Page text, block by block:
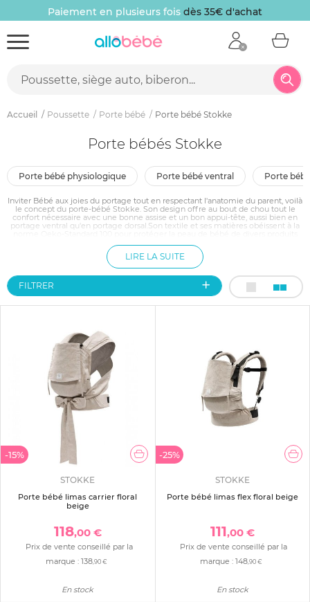
Paiement en plusieurs fois dès 35€ d'achat
Accueil Poussette Porte bébé Porte bébé Stokke
Porte bébés Stokke
porte bébé physiologique porte bébé ventral porte
Inviter Bébé aux joies du portage tout en respectant l'anatomie du parent, voilà
le concept du porte-bébé Stokke. Son design offre au bout de chou tout le
confort nécessaire avec une bonne assise et un bon appui-tête, aussi bien en
portage ventral qu'en portage dorsal.Son textile et ses matières obéissent à la
un mois à 3 ans pour certains modèles.
LIRE LA SUITE
FILTRER
-15%
STOKKE
Porte bébé limas carrier floral
beige
118,00 €
Prix de vente conseillé par la
marque : 138,90 €
En stock
-25%
STOKKE
Porte bébé limas flex floral beige
111,00 €
Prix de vente conseillé par la
marque : 148,90 €
En stock